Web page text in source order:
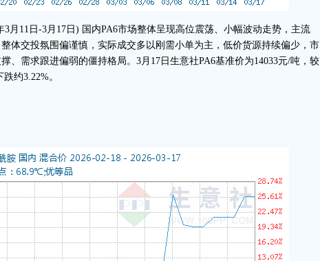
11日-3月17日) 国内PA6市场整体呈现高位震荡、小幅波动走势，主流
体交投氛围偏谨慎，实际成交多以刚需小单为主，低价货源持续偏少，市
、需求跟进偏弱的僵持格局。3月17日生意社PA6基准价为14033元/吨，较
约3.22%。